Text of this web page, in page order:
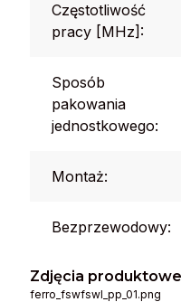
Częstotliwość
pracy [MHz]:
Sposób
pakowania
jednostkowego:
Montaż:
Bezprzewodowy:
Zdjęcia produktowe
ferro_fswfswl_pp_01.png